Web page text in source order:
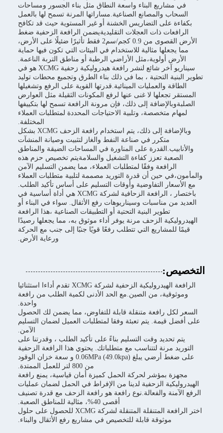
في مشاريع البناء واسعة النطاق مثل بناء الجسور ومساحات
السحاب والمصانع الصناعية.مساراتها المرنة تسمح لها بالعمل
بكفاءة على التضاريس الخشنة أو غير المستوية حيث قد تكافح
الرافعات ذات العجلات التقليديةيضمن الرافعة الزحفية ضغط
الأرض القصوى من 0.9 كجم/سم2 فقط تأثيرًا ضئيلًا على الأرض،
مما يجعلها مثالية للاستخدام في البيئات التي تكون فيها حماية
الأرض أولوية،مثل الأراضي الرطبة أو مناطق التربة الناعمة.
سيناريو آخر شائع لنشر رافعة هيدروليكية زحفية XCMG هو في
تطوير البنية التحتية ، بما في ذلك بناء الطرق وتجميع محطات توليد
الطاقة والعمليات المينائية.قدرتها القوية على الرفع وتشغيلها
المستقر تجعلها لا غنى عنها لرفع المكونات الثقيلة مثل العوارض
الصلبةوبالإضافة إلى ذلك، فإن مرونة الرافعة تسمح لها بتكييفها
لمهام متخصصة، وتلبية الاحتياجات المحددة لمتطلبات العملاء
المختلفة.
وبالإضافة إلى ذلك، يتم استخدام رافعة الزحف XCMG بشكل
متكرر في صناعة النفط والغاز لتثبيت وصيانة المنشآت
والأنابيب.القدرة على المناورة في المساحات الضيقة والمناطق
الصعبة تعزز كفاءة التشغيل والسلامةيتم تخصيص حزم هذه
الرافعة وفقًا لمتطلبات العملاء، مما يضمن التسليم الآمن
والمأمون،في حين أن قدرة التوريد مصممة لتلبية متطلبات العملاء
مع الأسعار التفاوضية وأوقات التسليم على أساس تأكيد الطلب.
باختصار ، الرافعة الزحافية لشركة XCMG هي أداة أساسية في
العديد من مناسبات وسيناريوهات رفع الأثقال. سواء في البناء أو
تطوير البنية التحتية أو التطبيقات الصناعية ،هذا الرافعة
الهيدروليكية الزحف مرنة يوفر أداء موثوق به، مما يجعلها رصيدًا
قيمًا للمشاريع التي تتطلب رفعًا قويًا جنبًا إلى جنب مع الحركة
ورعاية الأرض.
التخصيص:
الرافعة الهيدروليكية الزحفية لشركة XCMG تقدم أداءا استثنائيا
وموثوقية، من الصين.مع الحد الأدنى لكمية الطلب من رافعة
واحدة.
السعر لكل رافعة متنقلة قابلة للتفاوض، مما يضمن لك الحصول
على أفضل قيمة. يتم تعبئة وفقا لمتطلبات العميل لضمان التسليم
الآمن.
يتم تحديد وقت التسليم بناءً على تأكيد الطلب ، وقدرتنا على
التوريد مرنة لتتناسب مع متطلباتك. يحتوي هذا الرافعة الزحفية
على ضغط أرضي يبلغ 0.06MPa (49.0kpa) و سعة خزان الوقود
من 800 لتر للعمل الممتدة.
مجهزة بمؤشر لحركة الحمل كميزة أمان قياسية، يمنع رافعة
الهيدروليكية الزحفية لدينا من الإفراط في الحمل لضمان عمليات
الرفع الآمنة والفعالة.نوع رافعة هو رافعة الزحف مع قدرة تصنيف
أقصى 40%، مثالية للمناطق الصعبة.
اختر الرافعة المتنقلة المتنقلة لشركة XCMG للحصول على حلول
موثوقة قابلة للتخصيص في مشاريع رفع الأثقال والبناء.